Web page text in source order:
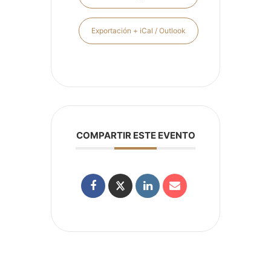
Exportación + iCal / Outlook
COMPARTIR ESTE EVENTO